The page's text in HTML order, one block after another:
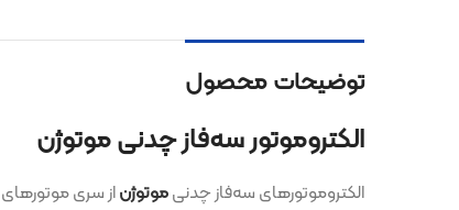
توضیحات محصول
الکتروموتور سه‌فاز چدنی موتوژن
الکتروموتورهای سه‌فاز چدنیموتوژناز سری موتورها‌ی صنعتی با